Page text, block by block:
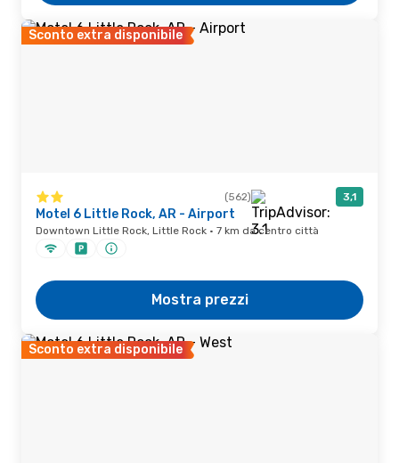
Sconto extra disponibile
(562) 3,1
Motel 6 Little Rock, AR - Airport
Downtown Little Rock, Little Rock · 7 km da centro città
Mostra prezzi
Sconto extra disponibile